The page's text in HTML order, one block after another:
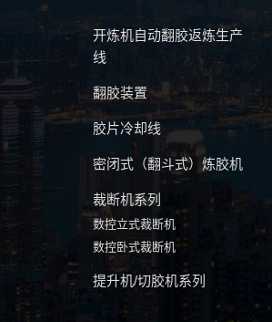
开炼机自动翻胶返炼生产
线
翻胶装置
胶片冷却线
密闭式（翻斗式）炼胶机
裁断机系列
数控立式裁断机
数控卧式裁断机
提升机/切胶机系列